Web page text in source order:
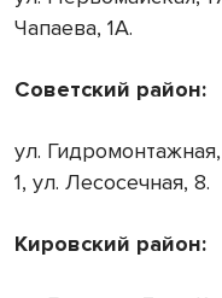
Чапаева, 1А.
Советский район:
ул. Гидромонтажная,
1, ул. Лесосечная, 8.
Кировский район: